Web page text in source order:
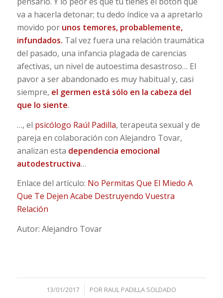
va a hacerla detonar; tu dedo índice va a apretarlo
movido por unos temores, probablemente,
infundados. Tal vez fuera una relación traumática
del pasado, una infancia plagada de carencias
afectivas, un nivel de autoestima desastroso… El
pavor a ser abandonado es muy habitual y, casi
siempre, el germen está sólo en la cabeza del
que lo siente.
…, el psicólogo Raúl Padilla, terapeuta sexual y de
pareja en colaboración con Alejandro Tovar,
analizan esta dependencia emocional
autodestructiva…
Enlace del artículo: No Permitas Que El Miedo A
Que Te Dejen Acabe Destruyendo Vuestra
Relación
Autor: Alejandro Tovar
13/01/2017
/ POR RAUL PADILLA SOLDADO